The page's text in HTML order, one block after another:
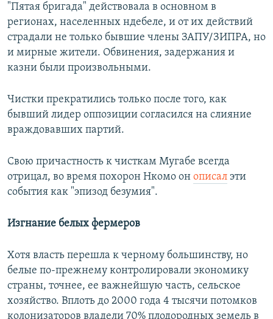
"Пятая бригада" действовала в основном в
регионах, населенных ндебеле, и от их действий
страдали не только бывшие члены ЗАПУ/ЗИПРА, но
и мирные жители. Обвинения, задержания и
казни были произвольными.
Чистки прекратились только после того, как
бывший лидер оппозиции согласился на слияние
враждовавших партий.
Свою причастность к чисткам Мугабе всегда
отрицал, во время похорон Нкомо он описал эти
события как "эпизод безумия".
Изгнание белых фермеров
Хотя власть перешла к черному большинству, но
белые по-прежнему контролировали экономику
страны, точнее, ее важнейшую часть, сельское
хозяйство. Вплоть до 2000 года 4 тысячи потомков
колонизаторов владели 70% плодородных земель в